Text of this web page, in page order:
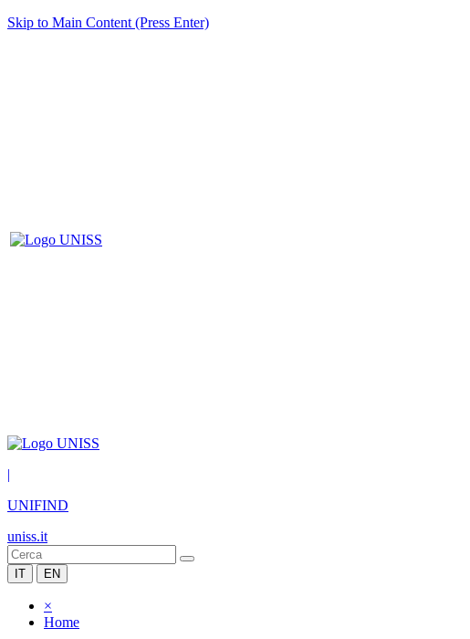
Skip to Main Content (Press Enter)
|
UNIFIND
uniss.it
IT EN
×
Home